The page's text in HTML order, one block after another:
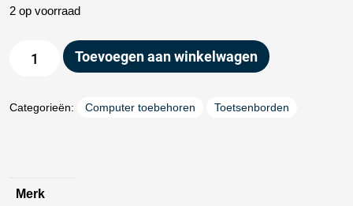
2 op voorraad
Toevoegen aan winkelwagen
Categorieën: Computer toebehoren Toetsenborden
Merk